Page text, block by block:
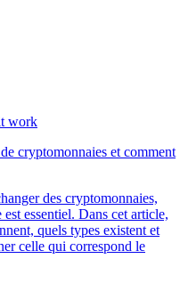
cryptomonnaies et comment
des cryptomonnaies,
essentiel. Dans cet article,
quels types existent et
celle qui correspond le